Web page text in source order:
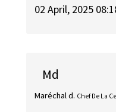
02 April, 2025
Md
Maréchal d. Chef De La